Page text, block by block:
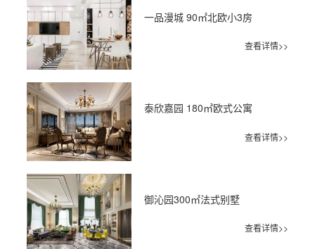
一品漫城 90㎡北欧小3房
查看详情>>
泰欣嘉园 180㎡欧式公寓
查看详情>>
御沁园300㎡法式别墅
查看详情>>